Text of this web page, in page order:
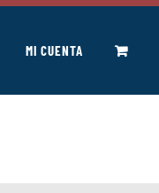
MI CUENTA